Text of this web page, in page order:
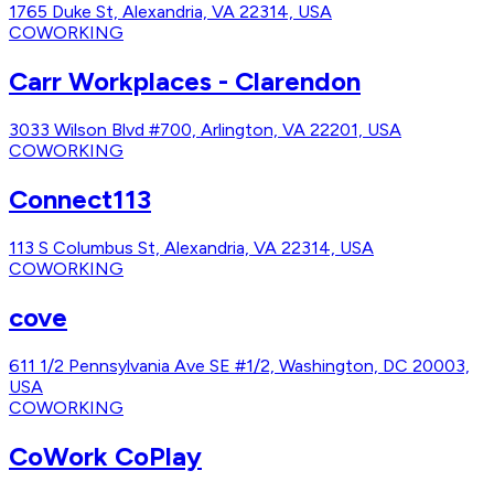
1765 Duke St, Alexandria, VA 22314, USA
COWORKING
Carr Workplaces - Clarendon
3033 Wilson Blvd #700, Arlington, VA 22201, USA
COWORKING
Connect113
113 S Columbus St, Alexandria, VA 22314, USA
COWORKING
cove
611 1/2 Pennsylvania Ave SE #1/2, Washington, DC 20003,
USA
COWORKING
CoWork CoPlay